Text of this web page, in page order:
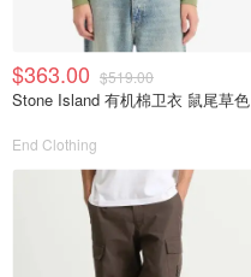
$363.00 $519.00
Stone Island 有机棉卫衣 鼠尾草色
End Clothing